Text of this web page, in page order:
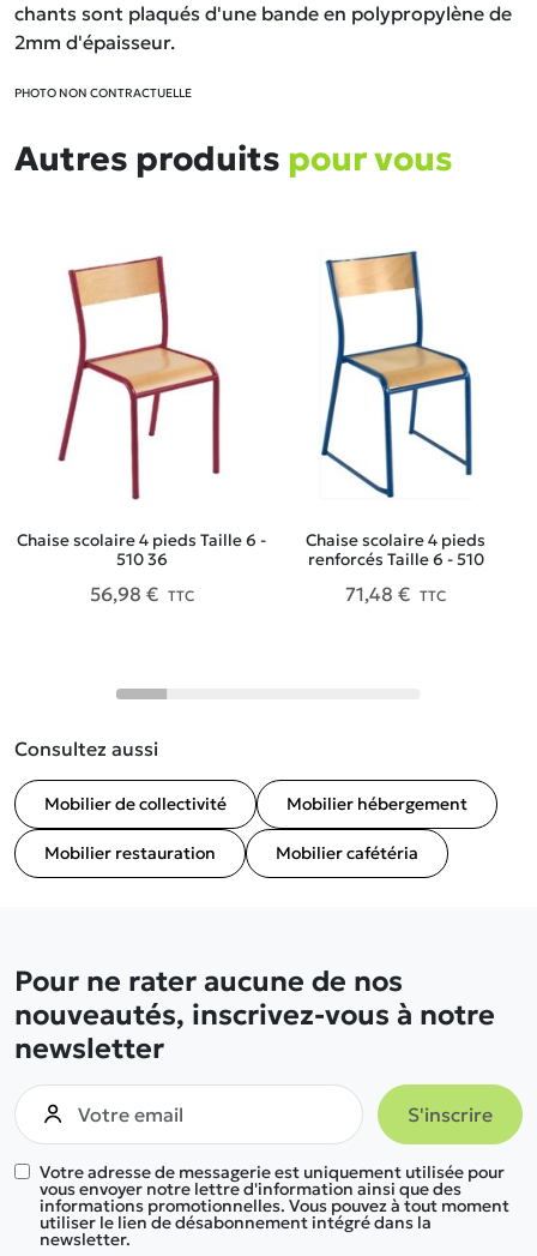
chants sont plaqués d'une bande en polypropylène de
2mm d'épaisseur.
PHOTO NON CONTRACTUELLE
Autres produits pour vous
Chaise scolaire 4 pieds Taille 6 -
510 36
56,98 € TTC
Chaise scolaire 4 pieds
renforcés Taille 6 - 510
71,48 € TTC
Consultez aussi
Mobilier de collectivité Mobilier hébergement
Mobilier restauration Mobilier cafétéria
Pour ne rater aucune de nos
nouveautés, inscrivez-vous à notre
newsletter
Votre adresse de messagerie est uniquement utilisée pour
vous envoyer notre lettre d'information ainsi que des
informations promotionnelles. Vous pouvez à tout moment
utiliser le lien de désabonnement intégré dans la
newsletter.